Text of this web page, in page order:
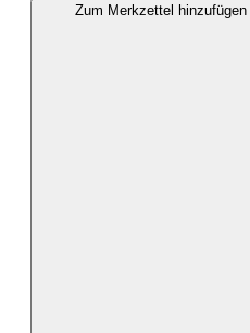
Zum Merkzettel hinzufügen